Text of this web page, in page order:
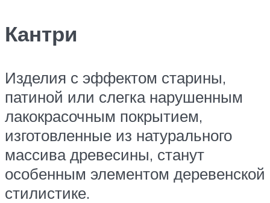
Кантри
Изделия с эффектом старины,
патиной или слегка нарушенным
лакокрасочным покрытием,
изготовленные из натурального
массива древесины, станут
особенным элементом деревенской
стилистике.